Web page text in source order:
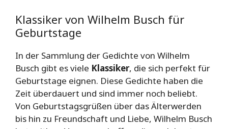
Klassiker von Wilhelm Busch für
Geburtstage
In der Sammlung der Gedichte von Wilhelm
Busch gibt es viele Klassiker, die sich perfekt für
Geburtstage eignen. Diese Gedichte haben die
Zeit überdauert und sind immer noch beliebt.
Von Geburtstagsgrüßen über das Älterwerden
bis hin zu Freundschaft und Liebe, Wilhelm Busch